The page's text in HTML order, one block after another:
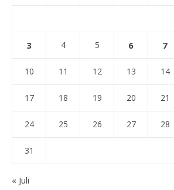
3 4 5 6 7
10 11 12 13 14
17 18 19 20 21
24 25 26 27 28
31
« Juli